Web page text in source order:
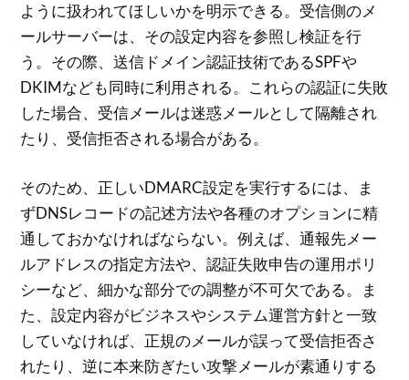
ように扱われてほしいかを明示できる。受信側のメ
ールサーバーは、その設定内容を参照し検証を行
う。その際、送信ドメイン認証技術であるSPFや
DKIMなども同時に利用される。これらの認証に失敗
した場合、受信メールは迷惑メールとして隔離され
たり、受信拒否される場合がある。
そのため、正しいDMARC設定を実行するには、ま
ずDNSレコードの記述方法や各種のオプションに精
通しておかなければならない。例えば、通報先メー
ルアドレスの指定方法や、認証失敗申告の運用ポリ
シーなど、細かな部分での調整が不可欠である。ま
た、設定内容がビジネスやシステム運営方針と一致
していなければ、正規のメールが誤って受信拒否さ
れたり、逆に本来防ぎたい攻撃メールが素通りする